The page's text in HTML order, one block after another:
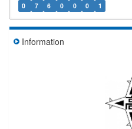
0 7 6 0 0 0 1
Information